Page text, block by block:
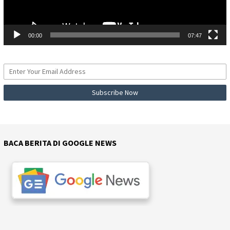
00:00 07:47
BACA BERITA DI GOOGLE NEWS